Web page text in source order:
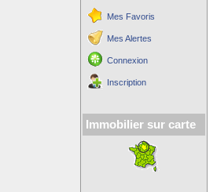
Mes Favoris
Mes Alertes
Connexion
Inscription
Immobilier sur carte